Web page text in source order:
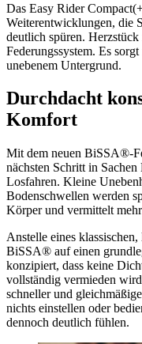
Das Easy Rider
Weiterentwicklungen, die
deutlich spüren.
Federungssystem. Es
unebenem Untergrund.
Durchdacht
Komfort
Mit dem neuen BiSSA®-
nächsten Schritt in
Losfahren. Kleine
Bodenschwellen werden
Körper und vermittelt
Anstelle eines
BiSSA® auf einen
konzipiert, dass keine
vollständig vermieden
schneller und
nichts einstellen oder
dennoch deutlich fühlen.